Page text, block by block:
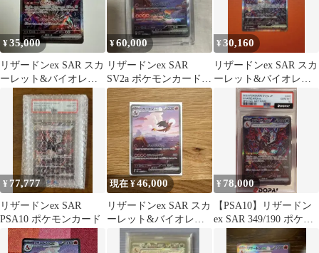
¥35,000
リザードンex SAR スカ
ーレット&バイオレッ
ト ハイクラスパック シ
ャイニ…
¥60,000
リザードンex SAR
SV2a ポケモンカード
151 201/165
¥30,160
リザードンex SAR スカ
ーレット&バイオレッ
ト ハイクラスパック シ
ャイニ…
¥ 77,777
リザードンex SAR
PSA10 ポケモンカード
現在 ¥46,000
リザードンex SAR スカ
ーレット&バイオレッ
ト 強化拡張パック ポケ
モンカ…
¥ 78,000
【PSA10】リザードン
ex SAR 349/190 ポケモ